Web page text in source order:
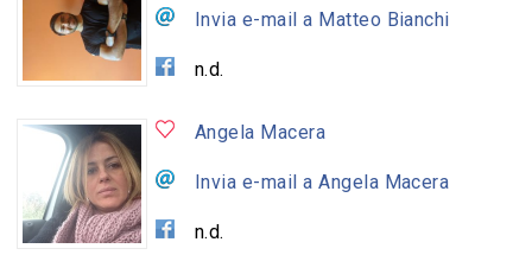
Invia e-mail a Matteo Bianchi
n.d.
Angela Macera
Invia e-mail a Angela Macera
n.d.